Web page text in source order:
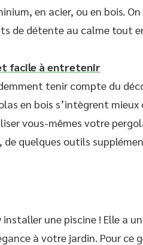
en acier, ou en bois. On
de détente au calme tout
facile à entretenir
tenir compte du
en bois s’intègrent mieux
vous-mêmes votre
, de quelques outils
installer une piscine ! Elle a
à votre jardin. Pour ce